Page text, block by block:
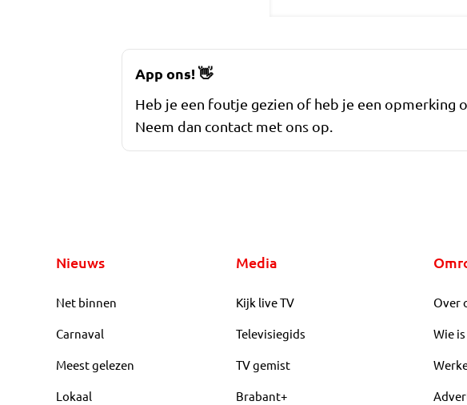
App ons!👋
Heb je een foutje gezien of heb je een opmerking
Neem dan contact met ons op.
Nieuws
Net binnen
Carnaval
Meest gelezen
Lokaal
Media
Kijk live TV
Televisiegids
TV gemist
Brabant+
Over
Wie